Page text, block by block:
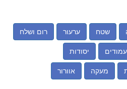
שטח ערעור רום ושלח
עמודים יסודות
מעקה אוורור